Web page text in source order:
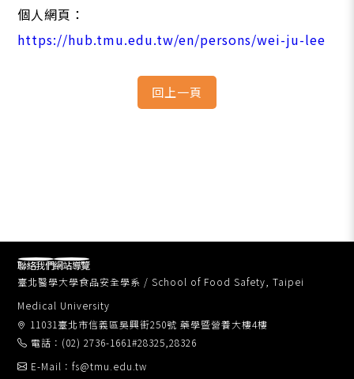
個人網頁：
https://hub.tmu.edu.tw/en/persons/wei-ju-lee
臺北醫學大學食品安全學系 / School of Food Safety, Taipei
Medical University
11031臺北市信義區吳興街250號 藥學暨營養大樓4樓
電話：(02) 2736-1661#28325,28326
E-Mail：fs@tmu.edu.tw
聯絡我們網站導覽